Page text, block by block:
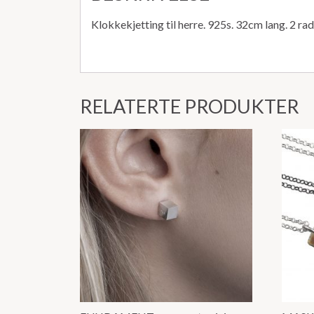
Klokkekjetting til herre. 925s. 32cm lang. 2
RELATERTE PRODUKTER